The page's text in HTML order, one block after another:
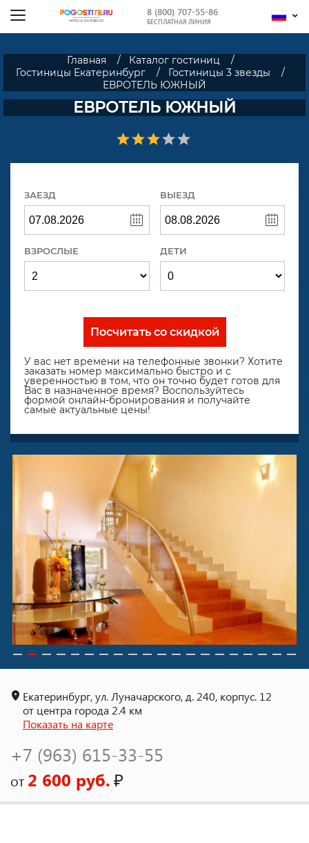
8 (800) 707-55-86
БЕСПЛАТНАЯ ЛИНИЯ
Главная
Каталог гостиниц
Гостиницы Екатеринбург
Гостиницы 3 звезды
ЕВРОТЕЛЬ ЮЖНЫЙ
ЕВРОТЕЛЬ ЮЖНЫЙ
ЗАЕЗД ВЫЕЗД
ВЗРОСЛЫЕ ДЕТИ
Посчитать со скидкой
У вас нет времени на телефонные звонки? Хотите
заказать номер максимально быстро и с
уверенностью в том, что он точно будет готов для
Вас в назначенное время? Воспользуйтесь
формой онлайн-бронирования и получайте
самые актуальные цены!
Екатеринбург, ул. Луначарского, д. 240, корпус. 12
от центра города 2.4 км
Показать на карте
+7 (963) 615-33-55
от 2 600 руб.₽